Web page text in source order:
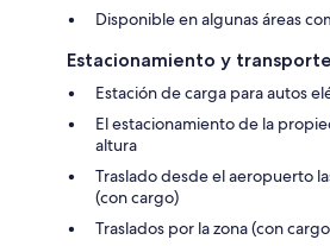
Disponible en algunas áreas
Estacionamiento y transporte
Estación de carga para autos
El estacionamiento de la
altura
Traslado desde el aeropuerto
(con cargo)
Traslados por la zona (con